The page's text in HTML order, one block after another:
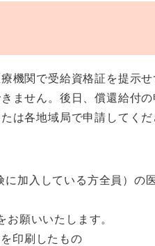
機関で受給資格証を提示
ません。後日、償還給付
は各地域局で申請してくだ
加入している方全員）の
願いいたします。
印刷したもの